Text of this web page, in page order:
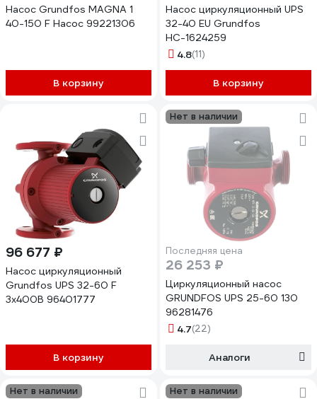
Насос Grundfos MAGNA 1
40-150 F Насос 99221306
В корзину
Насос циркуляционный UPS
32-40 EU Grundfos
НС-1624259
4.8(11)
В корзину
96 677 ₽
Насос циркуляционный
Grundfos UPS 32-60 F
3х400В 96401777
В корзину
Нет в наличии
Последняя цена
26 253 ₽
Циркуляционный насос
GRUNDFOS UPS 25-60 130
96281476
4.7(22)
Аналоги
Нет в наличии Нет в наличии